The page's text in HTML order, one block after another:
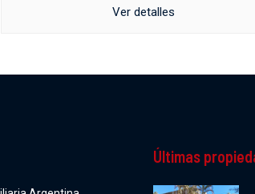
Ver detalles
Últimas